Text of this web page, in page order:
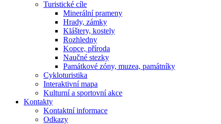
Turistické cíle
Minerální prameny
Hrady, zámky
Kláštery, kostely
Rozhledny
Kopce, příroda
Naučné stezky
Památkové zóny, muzea, památníky
Cykloturistika
Interaktivní mapa
Kulturní a sportovní akce
Kontakty
Kontaktní informace
Odkazy